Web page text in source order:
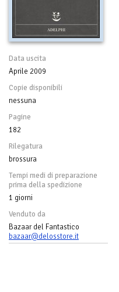
Data uscita
Aprile 2009
Copie disponibili
nessuna
Pagine
182
Rilegatura
brossura
Tempi medi di preparazione
prima della spedizione
1 giorni
Venduto da
Bazaar del Fantastico
bazaar@delosstore.it